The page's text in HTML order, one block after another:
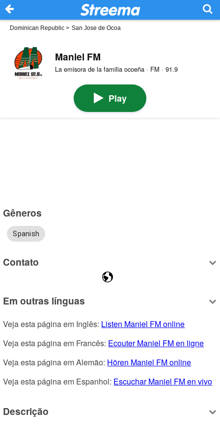
Dominican Republic > San Jose de Ocoa
Maniel FM
La emisora de la familia ocoeña · FM · 91.9
Play
Gêneros
Spanish
Contato
Em outras línguas
Veja esta página em Inglês: Listen Maniel FM online
Veja esta página em Francês: Ecouter Maniel FM en ligne
Veja esta página em Alemão: Hören Maniel FM online
Veja esta página em Espanhol: Escuchar Maniel FM en vivo
Descrição